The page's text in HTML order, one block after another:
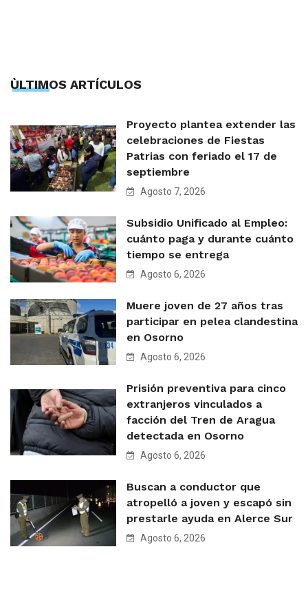
ÙLTIMOS ARTÍCULOS
Proyecto plantea extender las
celebraciones de Fiestas
Patrias con feriado el 17 de
septiembre
Agosto 7, 2026
Subsidio Unificado al Empleo:
cuánto paga y durante cuánto
tiempo se entrega
Agosto 6, 2026
Muere joven de 27 años tras
participar en pelea clandestina
en Osorno
Agosto 6, 2026
Prisión preventiva para cinco
extranjeros vinculados a
facción del Tren de Aragua
detectada en Osorno
Agosto 6, 2026
Buscan a conductor que
atropelló a joven y escapó sin
prestarle ayuda en Alerce Sur
Agosto 6, 2026